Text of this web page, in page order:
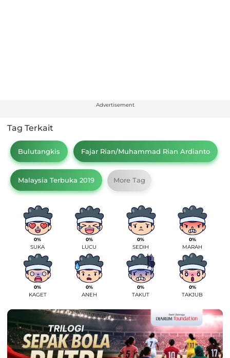
Advertisement
Tag Terkait
Bulutangkis Fajar Rian/Muhammad Rian Ardianto
Malaysia Terbuka 2019 More Tag
0%
SUKA
0%
LUCU
0%
SEDIH
0%
MARAH
0%
KAGET
0%
ANEH
0%
TAKUT
0%
TAKJUB